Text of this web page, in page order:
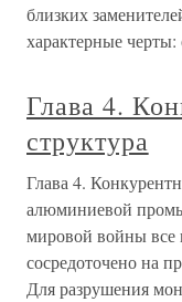
близких
характерные черты:
Глава 4.
структура
Глава 4.
алюминиевой
мировой войны все
сосредоточено на
Для разрушения